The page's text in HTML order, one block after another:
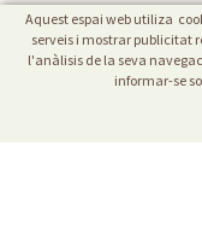
Aquest espai web utiliza
serveis i mostrar publicitat
l'anàlisis de la seva
informar-se